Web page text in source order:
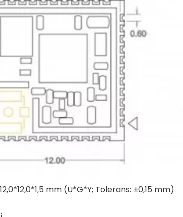
mm (U*G*Y; Tolerans: ±0,15 mm)